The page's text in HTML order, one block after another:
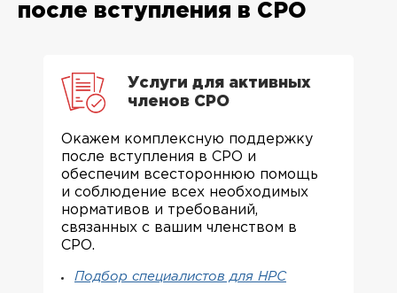
после вступления в СРО
Услуги для активных
членов СРО
Окажем комплексную поддержку
после вступления в СРО и
обеспечим всестороннюю помощь
и соблюдение всех необходимых
нормативов и требований,
связанных с вашим членством в
СРО.
Подбор специалистов для НРС